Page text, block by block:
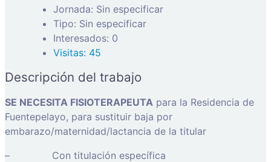
Jornada: Sin especificar
Tipo: Sin especificar
Interesados: 0
Visitas: 45
Descripción del trabajo
SE NECESITA FISIOTERAPEUTA para la Residencia de
Fuentepelayo, para sustituir baja por
embarazo/maternidad/lactancia de la titular
– Con titulación específica